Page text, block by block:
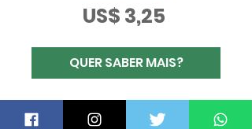
US$ 3,25
QUER SABER MAIS?